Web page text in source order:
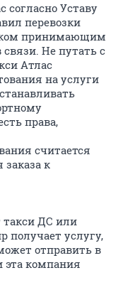
согласно Уставу
перевозки
принимающим
Не путать с
Атлас
на услуги
права,
считается
к
такси ДС или
получает услугу,
отправить в
эта компания